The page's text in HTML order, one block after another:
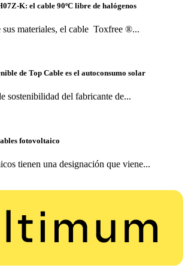
K: el cable 90ºC libre de halógenos
sus materiales, el cable Toxfree ®...
de Top Cable es el autoconsumo solar
sostenibilidad del fabricante de...
fotovoltaico
tienen una designación que viene...